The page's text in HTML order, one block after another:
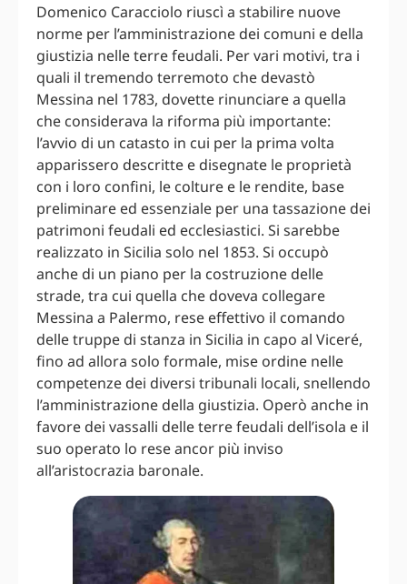
Domenico Caracciolo riuscì a stabilire nuove
norme per l’amministrazione dei comuni e della
giustizia nelle terre feudali. Per vari motivi, tra i
quali il tremendo terremoto che devastò
Messina nel 1783, dovette rinunciare a quella
che considerava la riforma più importante:
l’avvio di un catasto in cui per la prima volta
apparissero descritte e disegnate le proprietà
con i loro confini, le colture e le rendite, base
preliminare ed essenziale per una tassazione dei
patrimoni feudali ed ecclesiastici. Si sarebbe
realizzato in Sicilia solo nel 1853. Si occupò
anche di un piano per la costruzione delle
strade, tra cui quella che doveva collegare
Messina a Palermo, rese effettivo il comando
delle truppe di stanza in Sicilia in capo al Viceré,
fino ad allora solo formale, mise ordine nelle
competenze dei diversi tribunali locali, snellendo
l’amministrazione della giustizia. Operò anche in
favore dei vassalli delle terre feudali dell’isola e il
suo operato lo rese ancor più inviso
all’aristocrazia baronale.